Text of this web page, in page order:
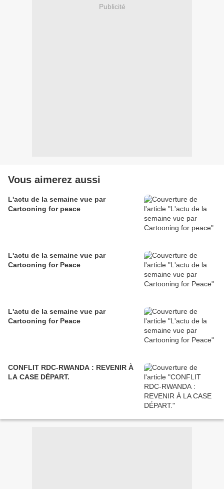
Publicité
Vous aimerez aussi
L'actu de la semaine vue par
Cartooning for peace
L'actu de la semaine vue par
Cartooning for Peace
L'actu de la semaine vue par
Cartooning for Peace
CONFLIT RDC-RWANDA : REVENIR À
LA CASE DÉPART.